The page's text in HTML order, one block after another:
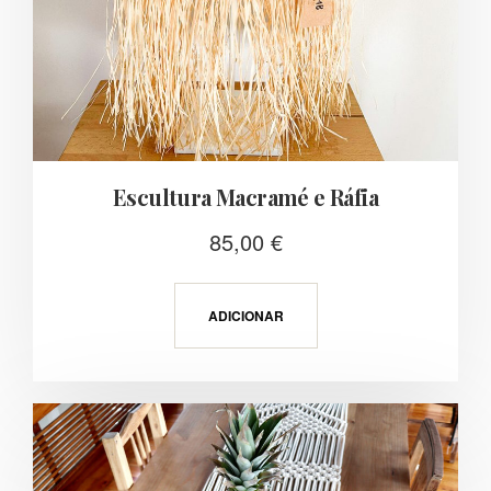
Escultura Macramé e Ráfia
85,00 €
ADICIONAR